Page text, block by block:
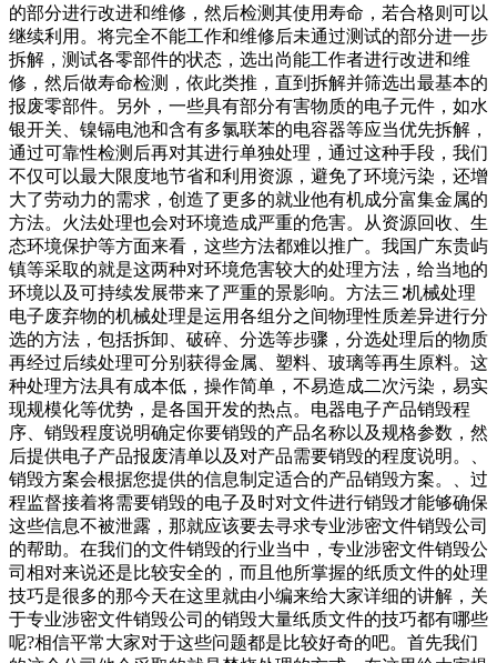
的部分进行改进和维修，然后检测其使用寿命，若合格则可以
继续利用。将完全不能工作和维修后未通过测试的部分进一步
拆解，测试各零部件的状态，选出尚能工作者进行改进和维
修，然后做寿命检测，依此类推，直到拆解并筛选出最基本的
报废零部件。另外，一些具有部分有害物质的电子元件，如水
银开关、镍镉电池和含有多氯联苯的电容器等应当优先拆解，
通过可靠性检测后再对其进行单独处理，通过这种手段，我们
不仅可以最大限度地节省和利用资源，避免了环境污染，还增
大了劳动力的需求，创造了更多的就业他有机成分富集金属的
方法。火法处理也会对环境造成严重的危害。从资源回收、生
态环境保护等方面来看，这些方法都难以推广。我国广东贵屿
镇等采取的就是这两种对环境危害较大的处理方法，给当地的
环境以及可持续发展带来了严重的景影响。方法三∶机械处理
电子废弃物的机械处理是运用各组分之间物理性质差异进行分
选的方法，包括拆卸、破碎、分选等步骤，分选处理后的物质
再经过后续处理可分别获得金属、塑料、玻璃等再生原料。这
种处理方法具有成本低，操作简单，不易造成二次污染，易实
现规模化等优势，是各国开发的热点。电器电子产品销毁程
序、销毁程度说明确定你要销毁的产品名称以及规格参数，然
后提供电子产品报废清单以及对产品需要销毁的程度说明。、
销毁方案会根据您提供的信息制定适合的产品销毁方案。、过
程监督接着将需要销毁的电子及时对文件进行销毁才能够确保
这些信息不被泄露，那就应该要去寻求专业涉密文件销毁公司
的帮助。在我们的文件销毁的行业当中，专业涉密文件销毁公
司相对来说还是比较安全的，而且他所掌握的纸质文件的处理
技巧是很多的那今天在这里就由小编来给大家详细的讲解，关
于专业涉密文件销毁公司的销毁大量纸质文件的技巧都有哪些
呢?相信平常大家对于这些问题都是比较好奇的吧。首先我们